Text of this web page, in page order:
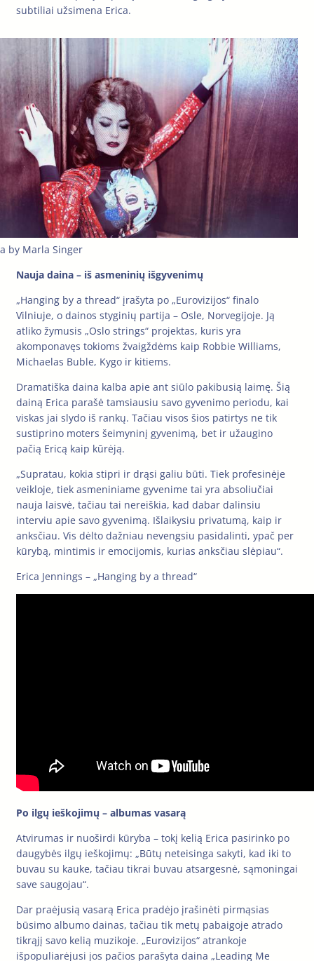
subtiliai užsimena Erica.
by Marla Singer
Nauja daina – iš asmeninių išgyvenimų
„Hanging by a thread“ įrašyta po „Eurovizijos“ finalo
Vilniuje, o dainos styginių partija – Osle, Norvegijoje. Ją
atliko žymusis „Oslo strings“ projektas, kuris yra
akomponavęs tokioms žvaigždėms kaip Robbie Williams,
Michaelas Buble, Kygo ir kitiems.
Dramatiška daina kalba apie ant siūlo pakibusią laimę. Šią
dainą Erica parašė tamsiausiu savo gyvenimo periodu, kai
viskas jai slydo iš rankų. Tačiau visos šios patirtys ne tik
sustiprino moters šeimyninį gyvenimą, bet ir užaugino
pačią Ericą kaip kūrėją.
„Supratau, kokia stipri ir drąsi galiu būti. Tiek profesinėje
veikloje, tiek asmeniniame gyvenime tai yra absoliučiai
nauja laisvė, tačiau tai nereiškia, kad dabar dalinsiu
interviu apie savo gyvenimą. Išlaikysiu privatumą, kaip ir
anksčiau. Vis dėlto dažniau nevengsiu pasidalinti, ypač per
kūrybą, mintimis ir emocijomis, kurias anksčiau slėpiau“.
Erica Jennings – „Hanging by a thread“
Po ilgų ieškojimų – albumas vasarą
Atvirumas ir nuoširdi kūryba – tokį kelią Erica pasirinko po
daugybės ilgų ieškojimų: „Būtų neteisinga sakyti, kad iki to
buvau su kauke, tačiau tikrai buvau atsargesnė, sąmoningai
save saugojau“.
Dar praėjusią vasarą Erica pradėjo įrašinėti pirmąsias
būsimo albumo dainas, tačiau tik metų pabaigoje atrado
tikrąjį savo kelią muzikoje. „Eurovizijos“ atrankoje
išpopuliarėjusi jos pačios parašyta daina „Leading Me